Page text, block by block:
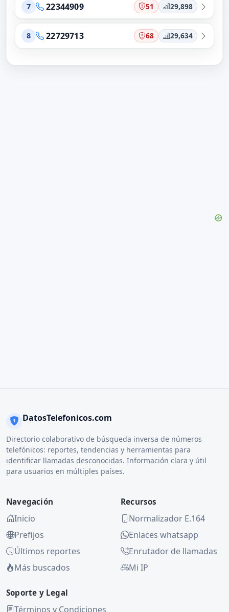
7 22344909 51 29,898
8 22729713 68 29,634
DatosTelefonicos.com
Directorio colaborativo de búsqueda inversa de números
telefónicos: reportes, tendencias y herramientas para
identificar llamadas desconocidas. Información clara y útil
para usuarios en múltiples países.
Navegación
Inicio
Prefijos
Últimos reportes
Más buscados
Recursos
Normalizador E.164
Enlaces whatsapp
Enrutador de llamadas
Mi IP
Soporte y Legal
Términos y Condiciones